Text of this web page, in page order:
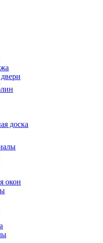
доска
окон